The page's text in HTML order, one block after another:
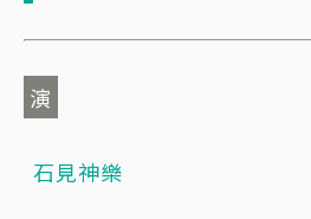
演
石見神樂